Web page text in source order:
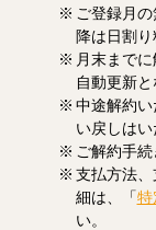
ご登録月
降は日割り
月末まで
自動更新と
中途解約
い戻しはい
ご解約手
支払方法
細は、「特
い。